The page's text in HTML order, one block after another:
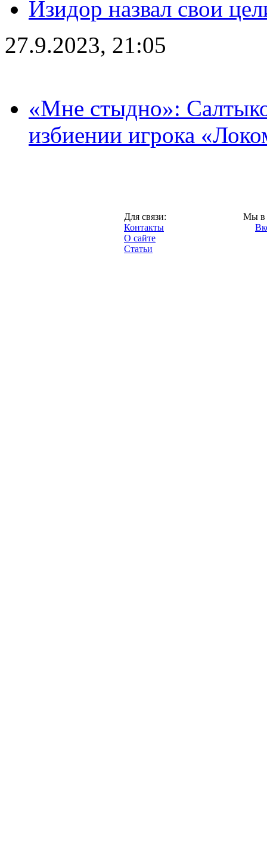
Изидор назвал свои
27.9.2023, 21:05
«Мне стыдно»:
избиении игрока
Для связи:
Контакты
О сайте
Статьи
Мы в